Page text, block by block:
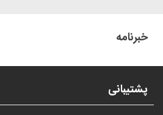
خبرنامه
پشتیبانی